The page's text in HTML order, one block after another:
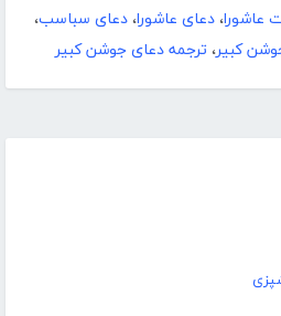
عاشورا، دعای عاشورا، دعای سباسب،
کبیر، ترجمه دعای جوشن کبیر